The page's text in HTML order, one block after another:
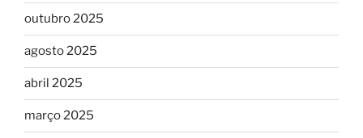
outubro 2025
agosto 2025
abril 2025
março 2025